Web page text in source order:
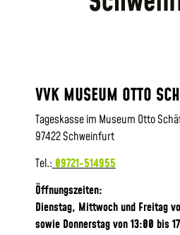
VVK MUSEUM OTTO
Tageskasse im Museum Otto
97422 Schweinfurt
Tel.: 09721-514955
Öffnungszeiten:
Dienstag, Mittwoch und Freitag
sowie Donnerstag von 13:00 bis